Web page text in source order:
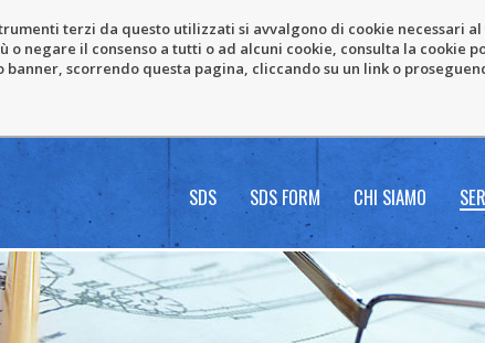
terzi da questo utilizzati si avvalgono di cookie necessari
o negare il consenso a tutti o ad alcuni cookie, consulta la cookie
banner, scorrendo questa pagina, cliccando su un link o
SDS SDS FORM CHI SIAMO